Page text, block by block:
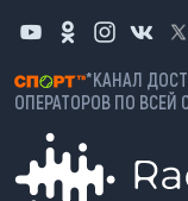
*КАНАЛ
ОПЕРАТОРОВ ПО ВСЕЙ